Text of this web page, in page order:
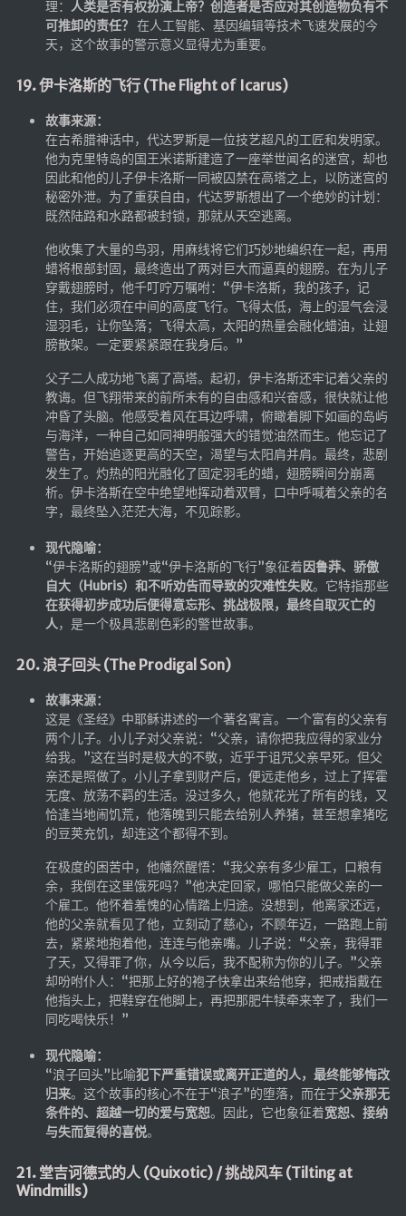
理： 人类是否有权扮演上帝？创造者是否应对其创造物负有不
可推卸的责任？ 在人工智能、基因编辑等技术飞速发展的今
天，这个故事的警示意义显得尤为重要。
19. 伊卡洛斯的飞行 (The Flight of Icarus)
故事来源：
在古希腊神话中，代达罗斯是一位技艺超凡的工匠和发明家。
他为克里特岛的国王米诺斯建造了一座举世闻名的迷宫，却也
因此和他的儿子伊卡洛斯一同被囚禁在高塔之上，以防迷宫的
秘密外泄。为了重获自由，代达罗斯想出了一个绝妙的计划：
既然陆路和水路都被封锁，那就从天空逃离。
他收集了大量的鸟羽，用麻线将它们巧妙地编织在一起，再用
蜡将根部封固，最终造出了两对巨大而逼真的翅膀。在为儿子
穿戴翅膀时，他千叮咛万嘱咐：“伊卡洛斯，我的孩子，记
住，我们必须在中间的高度飞行。飞得太低，海上的湿气会浸
湿羽毛，让你坠落；飞得太高，太阳的热量会融化蜡油，让翅
膀散架。一定要紧紧跟在我身后。”
父子二人成功地飞离了高塔。起初，伊卡洛斯还牢记着父亲的
教诲。但飞翔带来的前所未有的自由感和兴奋感，很快就让他
冲昏了头脑。他感受着风在耳边呼啸，俯瞰着脚下如画的岛屿
与海洋，一种自己如同神明般强大的错觉油然而生。他忘记了
警告，开始追逐更高的天空，渴望与太阳肩并肩。最终，悲剧
发生了。灼热的阳光融化了固定羽毛的蜡，翅膀瞬间分崩离
析。伊卡洛斯在空中绝望地挥动着双臂，口中呼喊着父亲的名
字，最终坠入茫茫大海，不见踪影。
现代隐喻：
“伊卡洛斯的翅膀”或“伊卡洛斯的飞行”象征着因鲁莽、骄傲
自大（Hubris）和不听劝告而导致的灾难性失败。它特指那些
在获得初步成功后便得意忘形、挑战极限，最终自取灭亡的
人，是一个极具悲剧色彩的警世故事。
20. 浪子回头 (The Prodigal Son)
故事来源：
这是《圣经》中耶稣讲述的一个著名寓言。一个富有的父亲有
两个儿子。小儿子对父亲说：“父亲，请你把我应得的家业分
给我。”这在当时是极大的不敬，近乎于诅咒父亲早死。但父
亲还是照做了。小儿子拿到财产后，便远走他乡，过上了挥霍
无度、放荡不羁的生活。没过多久，他就花光了所有的钱，又
恰逢当地闹饥荒，他落魄到只能去给别人养猪，甚至想拿猪吃
的豆荚充饥，却连这个都得不到。
在极度的困苦中，他幡然醒悟：“我父亲有多少雇工，口粮有
余，我倒在这里饿死吗？”他决定回家，哪怕只能做父亲的一
个雇工。他怀着羞愧的心情踏上归途。没想到，他离家还远，
他的父亲就看见了他，立刻动了慈心，不顾年迈，一路跑上前
去，紧紧地抱着他，连连与他亲嘴。儿子说：“父亲，我得罪
了天，又得罪了你，从今以后，我不配称为你的儿子。”父亲
却吩咐仆人：“把那上好的袍子快拿出来给他穿，把戒指戴在
他指头上，把鞋穿在他脚上，再把那肥牛犊牵来宰了，我们一
同吃喝快乐！”
现代隐喻：
“浪子回头”比喻犯下严重错误或离开正道的人，最终能够悔改
归来。这个故事的核心不在于“浪子”的堕落，而在于父亲那无
条件的、超越一切的爱与宽恕。因此，它也象征着宽恕、接纳
与失而复得的喜悦。
21. 堂吉诃德式的人 (Quixotic) / 挑战风车 (Tilting at
Windmills)